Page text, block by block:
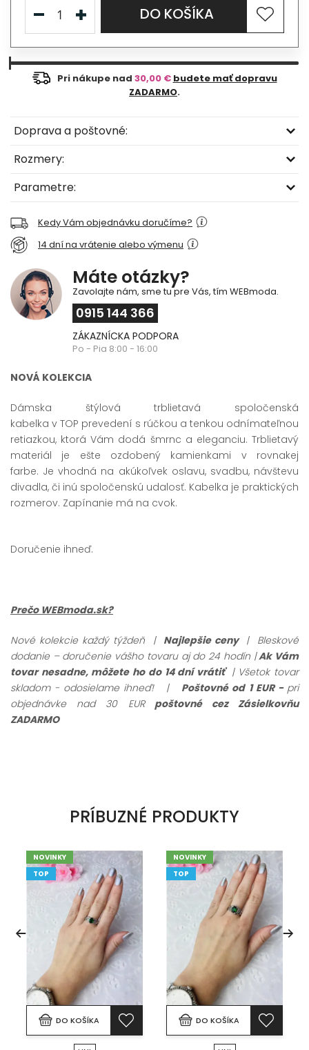
DO KOŠÍKA
Pri nákupe nad 30,00 € budete mať dopravu
ZADARMO.
Doprava a poštovné:
Rozmery:
Parametre:
Kedy Vám objednávku doručíme?
14 dní na vrátenie alebo výmenu
Máte otázky?
Zavolajte nám, sme tu pre Vás, tím WEBmoda.
0915 144 366
ZÁKAZNÍCKA PODPORA
Po - Pia 8:00 - 16:00
NOVÁ KOLEKCIA
Dámska štýlová trblietavá spoločenská
kabelka v TOP prevedení s rúčkou a tenkou odnímateľnou
retiazkou, ktorá Vám dodá šmrnc a eleganciu. Trblietavý
materiál je ešte ozdobený kamienkami v rovnakej
farbe. Je vhodná na akúkoľvek oslavu, svadbu, návštevu
divadla, či inú spoločenskú udalosť. Kabelka je praktických
rozmerov. Zapínanie má na cvok.
Doručenie ihneď.
Prečo WEBmoda.sk?
Nové kolekcie každý týždeň |Najlepšie ceny | Bleskové
dodanie – doručenie vášho tovaru aj do 24 hodín |Ak Vám
tovar nesadne, môžete ho do 14 dní vrátiť | Všetok tovar
skladom - odosielame ihneď!
| Poštovné od 1 EUR - pri
objednávke nad 30 EURpoštovné cez Zásielkovňu
ZADARMO
PRÍBUZNÉ PRODUKTY
NOVINKY
TOP
DO KOŠÍKA
NOVINKY
TOP
DO KOŠÍKA